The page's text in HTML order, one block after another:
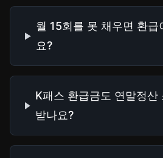
월 15회를 못 채우면 환급
요?
K패스 환급금도 연말정산
받나요?